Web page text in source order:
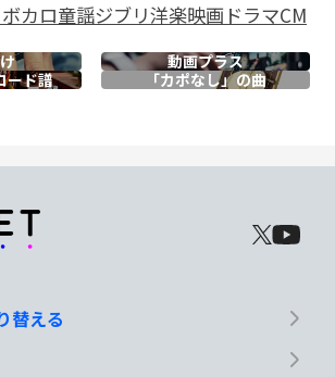
ボカロ童謡ジブリ洋楽映画ドラマCM
動画プラス
ード譜 「カポなし」の曲
替える